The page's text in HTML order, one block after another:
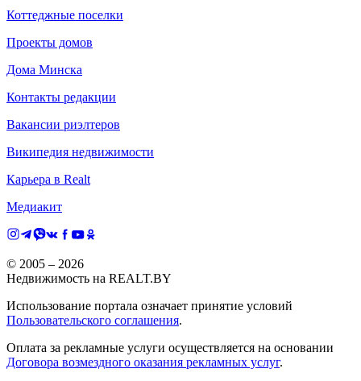
Коттеджные поселки
Проекты домов
Дома Минска
Контакты редакции
Вакансии риэлтеров
Википедия недвижимости
Карьера в Realt
Медиакит
© 2005 – 2026
Недвижимость на REALT.BY
Использование портала означает принятие условий
Пользовательского соглашения.
Оплата за рекламные услуги осуществляется на основании
Договора возмездного оказания рекламных услуг.